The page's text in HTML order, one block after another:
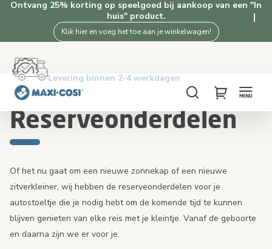
Ontvang 25% korting op speelgoed bij aankoop van een "In
huis" product.
Klik hier en voeg het toe aan je winkelwagen!
Gratis verzending vanaf €50. Shop nu!
4.5★ van 2.5K+ tevreden klanten
Levering binnen 2-4 werkdagen
Gratis retourneren binnen 100 dagen
ZoekenMy Cart
Home Autostoelen Reserveonderdelen
Reserveonderdelen
Of het nu gaat om een nieuwe zonnekap of een nieuwe
zitverkleiner, wij hebben de reserveonderdelen voor je
autostoeltje die je nodig hebt om de komende tijd te kunnen
blijven genieten van elke reis met je kleintje. Vanaf de geboorte
en daarna zijn we er voor je.